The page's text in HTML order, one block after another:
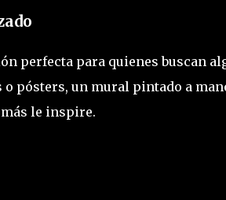
perfecta para quienes buscan
pósters, un mural pintado a
le inspire.